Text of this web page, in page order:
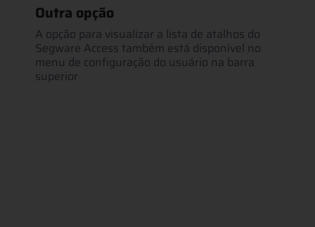
Outra opção
A opção para visualizar a lista de atalhos do
Segware Access também está disponível no
menu de configuração do usuário na barra
superior